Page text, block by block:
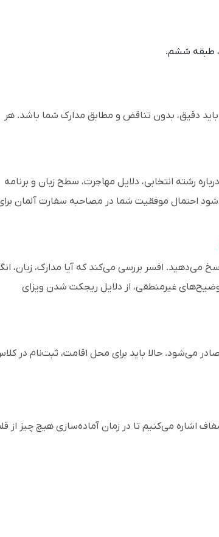
طبقه ششم.
دقیق، بدون تناقض و مطابق مدارک شما باشد. هر
رشته انتخابی، دلایل مهاجرت، سطح زبان و برنامه
احتمال موفقیت شما در مصاحبه سفارت آلمان
افسر بررسی می‌کند که آیا مدارک، زبان،
غیرمنطقی، از دلایل ریجکت شدن ویزای
صادر می‌شود. حالا باید برای محل اقامت، ثبت‌نام در
اشاره می‌کنیم تا در زمان آماده‌سازی هیچ چیز از